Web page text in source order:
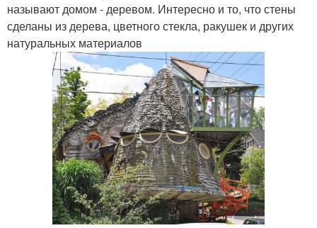
называют домом - деревом. Интересно и то, что стены
сделаны из дерева, цветного стекла, ракушек и других
натуральных материалов